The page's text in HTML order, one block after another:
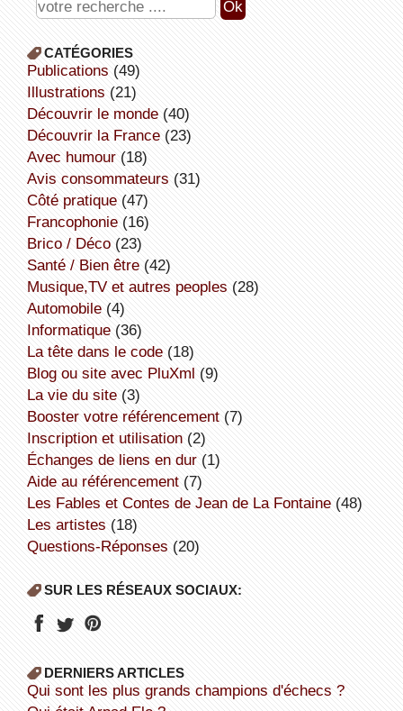
CATÉGORIES
publications (49)
illustrations (21)
découvrir le monde(40)
découvrir la France(23)
avec humour(18)
avis consommateurs (31)
côté pratique(47)
Francophonie(16)
Brico / Déco(23)
Santé / Bien être(42)
Musique,TV et autres peoples (28)
Automobile(4)
informatique(36)
la tête dans le code(18)
Blog ou site avec PluXml (9)
la vie du site(3)
booster votre référencement(7)
inscription et utilisation(2)
échanges de liens en dur(1)
aide au référencement(7)
Les Fables et Contes de Jean de La Fontaine(48)
Les artistes (18)
Questions-Réponses (20)
SUR LES RÉSEAUX SOCIAUX:
DERNIERS ARTICLES
Qui sont les plus grands champions d'échecs ?